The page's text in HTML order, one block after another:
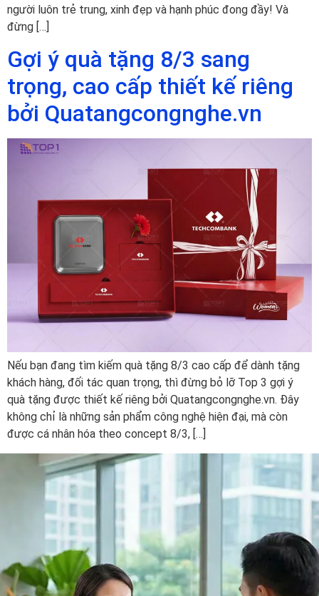
người luôn trẻ trung, xinh đẹp và hạnh phúc đong đầy! Và
đừng […]
Gợi ý quà tặng 8/3 sang
trọng, cao cấp thiết kế riêng
bởi Quatangcongnghe.vn
Nếu bạn đang tìm kiếm quà tặng 8/3 cao cấp để dành tặng
khách hàng, đối tác quan trọng, thì đừng bỏ lỡ Top 3 gợi ý
quà tặng được thiết kế riêng bởi Quatangcongnghe.vn. Đây
không chỉ là những sản phẩm công nghệ hiện đại, mà còn
được cá nhân hóa theo concept 8/3, […]